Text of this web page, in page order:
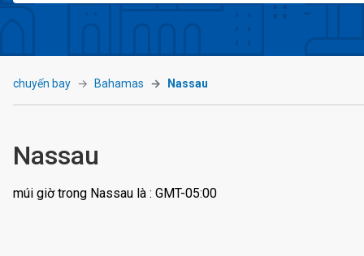
chuyến bay Bahamas Nassau
Nassau
múi giờ trong Nassau là : GMT-05:00